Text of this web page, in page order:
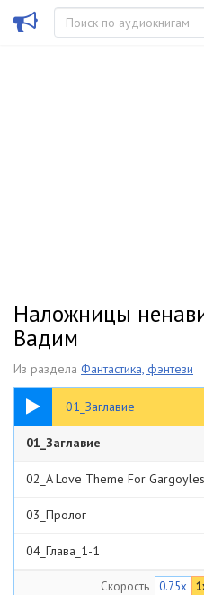
Наложницы
Вадим
Из раздела Фантастика, фэнтези
01_Заглавие
00:10
01_Заглавие
02_A Love Theme For Gargoyles
03_Пролог
04_Глава_1-1
Скорость 0.75x